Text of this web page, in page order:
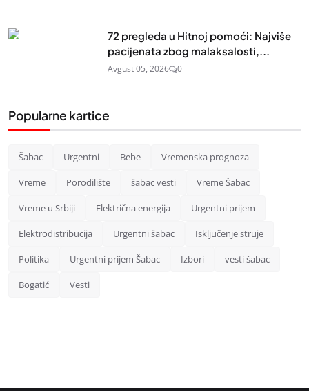
72 pregleda u Hitnoj pomoći: Najviše
pacijenata zbog malaksalosti,...
Avgust 05, 2026 0
Popularne kartice
Šabac Urgentni Bebe Vremenska prognoza
Vreme Porodilište šabac vesti Vreme Šabac
Vreme u Srbiji Električna energija Urgentni prijem
Elektrodistribucija Urgentni šabac Isključenje struje
Politika Urgentni prijem Šabac Izbori vesti šabac
Bogatić Vesti